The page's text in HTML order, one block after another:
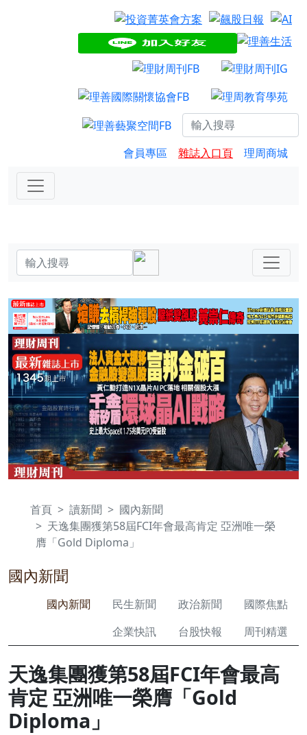
會員專區 雜誌入口頁 理周商城
首頁 讀新聞
國內新聞
天逸集團獲第58屆FCI年會最高肯定 亞洲唯一榮
膺「Gold Diploma」
國內新聞
國內新聞 民生新聞 政治新聞
國際焦點
企業快訊
台股快報 周刊精選
天逸集團獲第58屆FCI年會最高
肯定 亞洲唯一榮膺「Gold
Diploma」